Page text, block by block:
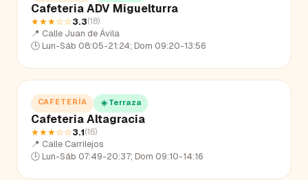
Cafeteria ADV Miguelturra
★★★☆☆3.3(18)
📍 Calle Juan de Ávila
🕒 Lun-Sáb 08:05-21:24; Dom 09:20-13:56
CAFETERÍA ☀️ Terraza
Cafeteria Altagracia
★★★☆☆3.1(16)
📍 Calle Carrilejos
🕒 Lun-Sáb 07:49-20:37; Dom 09:10-14:16